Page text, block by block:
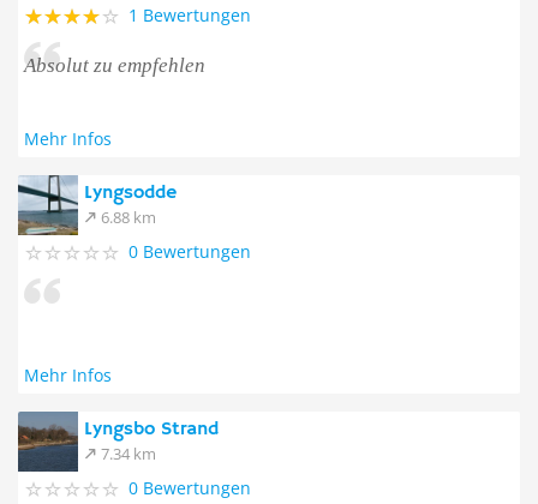
1 Bewertungen
Absolut zu empfehlen
Mehr Infos
Lyngsodde
6.88 km
0 Bewertungen
Mehr Infos
Lyngsbo Strand
7.34 km
0 Bewertungen